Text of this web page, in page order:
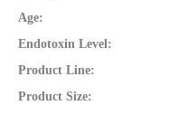
Age:
Endotoxin Level:
Product Line:
Product Size: